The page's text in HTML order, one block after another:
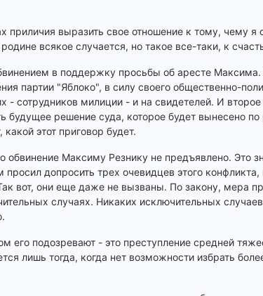
приличия выразить свое отношение к тому, чему
всякое случается, но такое все-таки, к
в поддержку просьбы об аресте
партии "Яблоко", в силу своего общественно-
- сотрудников милиции - и на свидетелей. И
будущее решение суда, которое будет вынесено
этот приговор будет.
Максиму Резнику не предъявлено. Это
допросить трех очевидцев этого конфликта,
вот, они еще даже не вызваны. По закону, мера
случаях. Никаких исключительных
его подозревают - это преступление средней
лишь тогда, когда нет возможности избрать